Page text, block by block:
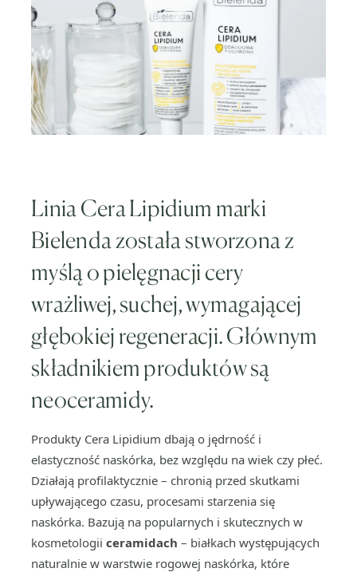
Linia Cera Lipidium marki
Bielenda została stworzona z
myślą o pielęgnacji cery
wrażliwej, suchej, wymagającej
głębokiej regeneracji. Głównym
składnikiem produktów są
neoceramidy.
Produkty Cera Lipidium dbają o jędrność i
elastyczność naskórka, bez względu na wiek czy płeć.
Działają profilaktycznie – chronią przed skutkami
upływającego czasu, procesami starzenia się
naskórka. Bazują na popularnych i skutecznych w
kosmetologii ceramidach – białkach występujących
naturalnie w warstwie rogowej naskórka, które